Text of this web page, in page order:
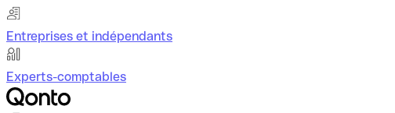
Entreprises et indépendants
Experts-comptables